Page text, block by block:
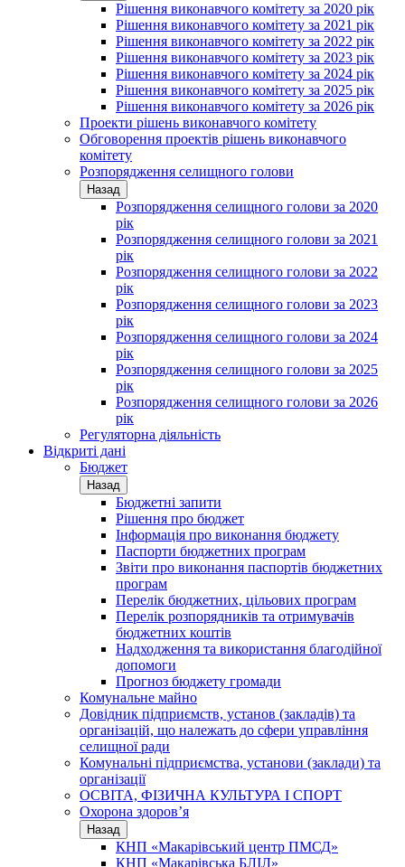
Рішення виконавчого комітету за 2020 рік
Рішення виконавчого комітету за 2021 рік
Рішення виконавчого комітету за 2022 рік
Рішення виконавчого комітету за 2023 рік
Рішення виконавчого комітету за 2024 рік
Рішення виконавчого комітету за 2025 рік
Рішення виконавчого комітету за 2026 рік
Проекти рішень виконавчого комітету
Обговорення проектів рішень виконавчого
комітету
Розпорядження селищного голови
Назад
Розпорядження селищного голови за 2020
рік
Розпорядження селищного голови за 2021
рік
Розпорядження селищного голови за 2022
рік
Розпорядження селищного голови за 2023
рік
Розпорядження селищного голови за 2024
рік
Розпорядження селищного голови за 2025
рік
Розпорядження селищного голови за 2026
рік
Регуляторна діяльність
Відкриті дані
Бюджет
Назад
Бюджетні запити
Рішення про бюджет
Інформація про виконання бюджету
Паспорти бюджетних програм
Звіти про виконання паспортів бюджетних
програм
Перелік бюджетних, цільових програм
Перелік розпорядників та отримувачів
бюджетних коштів
Надходження та використання благодійної
допомоги
Прогноз бюджету громади
Комунальне майно
Довідник підприємств, установ (закладів) та
організацій, що належать до сфери управління
селищної ради
Комунальні підприємства, установи (заклади) та
організації
ОСВІТА, ФІЗИЧНА КУЛЬТУРА І СПОРТ
Охорона здоров’я
Назад
КНП «Макарівський центр ПМСД»
КНП «Макарівська БЛІЛ»